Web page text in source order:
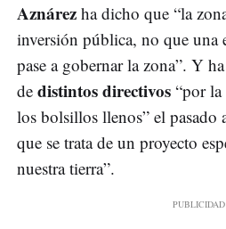
Aznárez ha dicho que “la
inversión pública, no que una
pase a gobernar la zona”. Y
de distintos directivos “por
los bolsillos llenos” el pasado
que se trata de un proyecto
nuestra tierra”.